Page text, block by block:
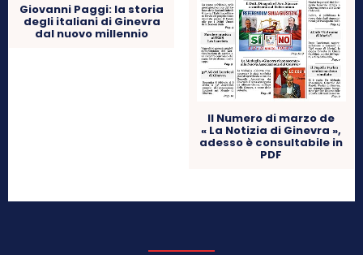
Giovanni Paggi: la storia
degli italiani di Ginevra
dal nuovo millennio
Il Numero di marzo de
« La Notizia di Ginevra »,
adesso è consultabile in
PDF